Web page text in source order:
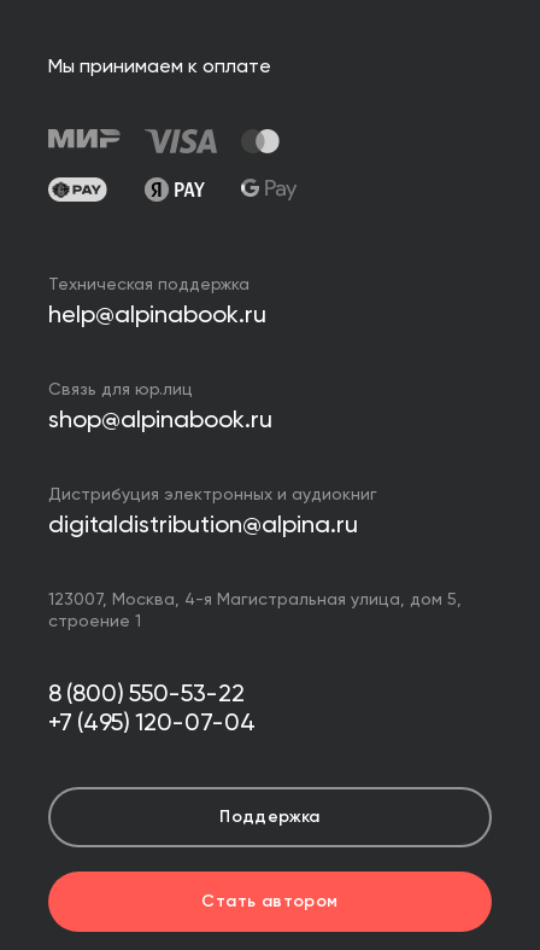
Мы принимаем к оплате
Техническая поддержка
help@alpinabook.ru
Связь для юр.лиц
shop@alpinabook.ru
Дистрибуция электронных и аудиокниг
digitaldistribution@alpina.ru
123007, Москва, 4-я Магистральная улица, дом 5,
строение 1
8 (800) 550-53-22
+7 (495) 120-07-04
Поддержка
Стать автором